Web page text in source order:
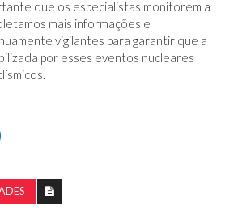
que os especialistas monitorem a
mais informações e
vigilantes para garantir que a
por esses eventos nucleares